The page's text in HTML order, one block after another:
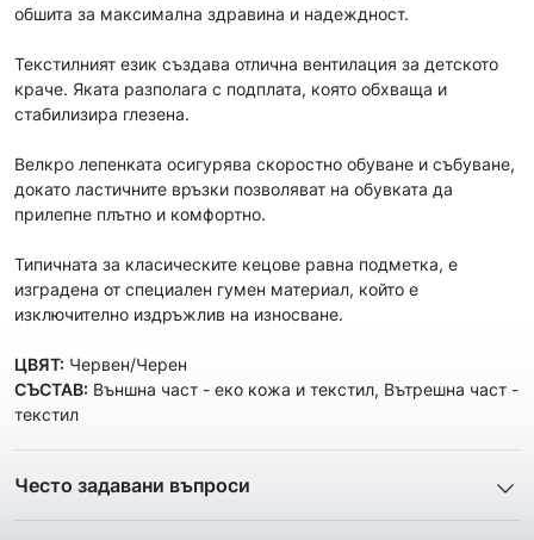
обшита за максимална здравина и надеждност.
Текстилният език създава отлична вентилация за детското
краче. Яката разполага с подплата, която обхваща и
стабилизира глезена.
Велкро лепенката осигурява скоростно обуване и събуване,
докато ластичните връзки позволяват на обувката да
прилепне плътно и комфортно.
Типичната за класическите кецове равна подметка, е
изградена от специалeн гумен материал, който е
изключително издръжлив на износване.
ЦВЯТ: Червен/Черен
СЪСТАВ: Външна част - еко кожа и текстил, Вътрешна част -
текстил
Често задавани въпроси